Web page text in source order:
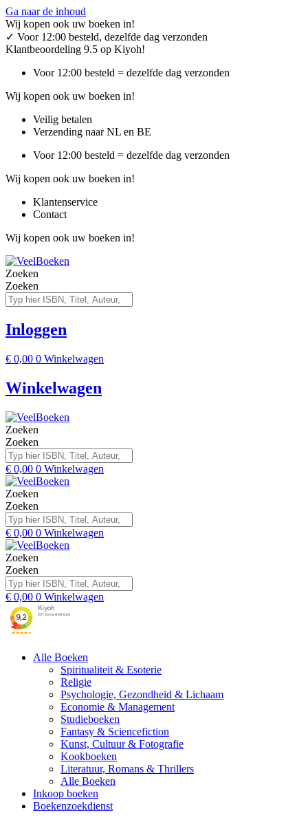
Ga naar de inhoud
Wij kopen ook uw boeken in!
✓ Voor 12:00 besteld, dezelfde dag verzonden
Klantbeoordeling 9.5 op Kiyoh!
Voor 12:00 besteld = dezelfde dag verzonden
Wij kopen ook uw boeken in!
Veilig betalen
Verzending naar NL en BE
Voor 12:00 besteld = dezelfde dag verzonden
Wij kopen ook uw boeken in!
Klantenservice
Contact
Wij kopen ook uw boeken in!
Zoeken
Zoeken
Inloggen
€ 0,00 0 Winkelwagen
Winkelwagen
Zoeken
Zoeken
€ 0,00 0 Winkelwagen
Zoeken
Zoeken
€ 0,00 0 Winkelwagen
Zoeken
Zoeken
€ 0,00 0 Winkelwagen
Alle Boeken
Spiritualiteit & Esoterie
Religie
Psychologie, Gezondheid & Lichaam
Economie & Management
Studieboeken
Fantasy & Sciencefiction
Kunst, Cultuur & Fotografie
Kookboeken
Literatuur, Romans & Thrillers
Alle Boeken
Inkoop boeken
Boekenzoekdienst